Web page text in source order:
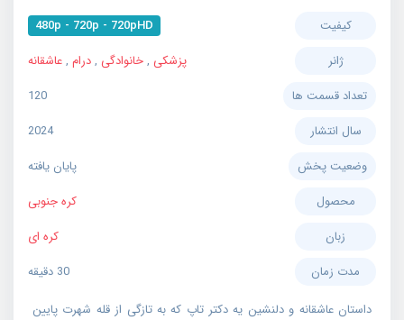
کیفیت
480p - 720p - 720pHD
ژانر
پزشکی ,خانوادگی ,درام ,عاشقانه
تعداد قسمت ها
120
سال انتشار
2024
وضعیت پخش
پایان یافته
محصول
کره جنوبی
زبان
کره ای
مدت زمان
30 دقیقه
داستان عاشقانه و دلنشین یه دکتر تاپ که به تازگی از قله شهرت پایین